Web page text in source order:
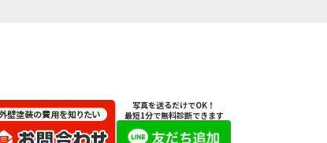
写真を送るだけでOK！
最短1分で無料診断できます